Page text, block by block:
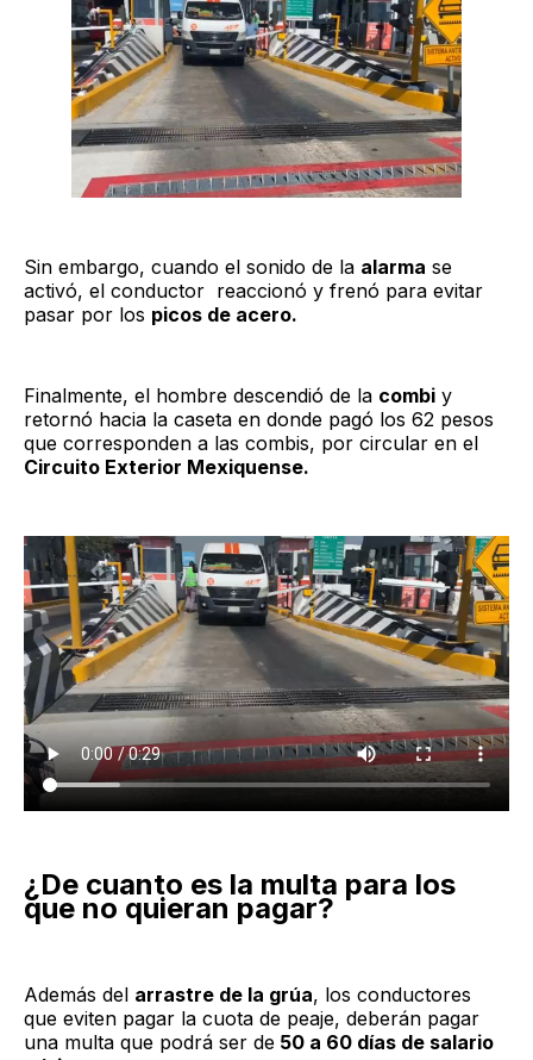
Sin embargo, cuando el sonido de la alarma se
activó, el conductor reaccionó y frenó para evitar
pasar por los picos de acero.
Finalmente, el hombre descendió de la combi y
retornó hacia la caseta en donde pagó los 62 pesos
que corresponden a las combis, por circular en el
Circuito Exterior Mexiquense.
¿De cuanto es la multa para los
que no quieran pagar?
Además del arrastre de la grúa, los conductores
que eviten pagar la cuota de peaje, deberán pagar
una multa que podrá ser de 50 a 60 días de salario